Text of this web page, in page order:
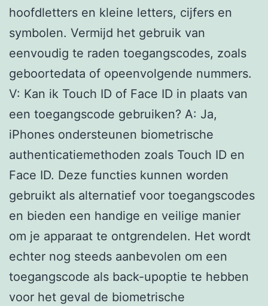
hoofdletters en kleine letters, cijfers en
symbolen. Vermijd het gebruik van
eenvoudig te raden toegangscodes, zoals
geboortedata of opeenvolgende nummers.
V: Kan ik Touch ID of Face ID in plaats van
een toegangscode gebruiken? A: Ja,
iPhones ondersteunen biometrische
authenticatiemethoden zoals Touch ID en
Face ID. Deze functies kunnen worden
gebruikt als alternatief voor toegangscodes
en bieden een handige en veilige manier
om je apparaat te ontgrendelen. Het wordt
echter nog steeds aanbevolen om een
toegangscode als back-upoptie te hebben
voor het geval de biometrische